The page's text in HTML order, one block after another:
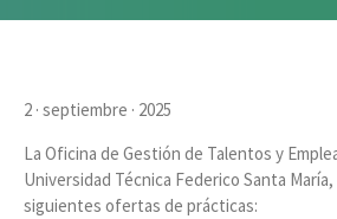
2 · septiembre · 2025
La Oficina de Gestión de Talentos y
Universidad Técnica Federico Santa
siguientes ofertas de prácticas: